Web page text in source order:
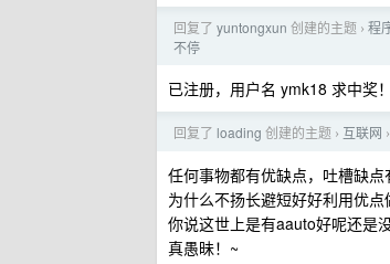
回复了 yuntongxun 创建的主题 › 程
不停
已注册，用户名 ymk18 求中奖！
回复了 loading 创建的主题 › 互联网 ›
任何事物都有优缺点，吐槽缺点
为什么不扬长避短好好利用优点
你说这世上是有aauto好呢还是
真愚昧！~